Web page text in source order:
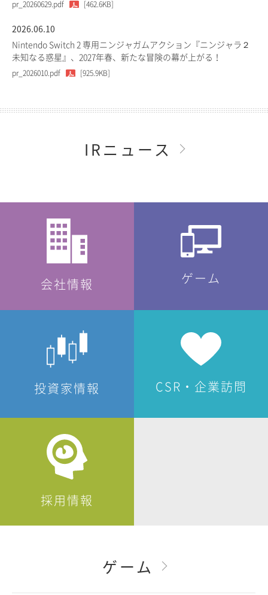
pr_20260629.pdf [462.6KB]
2026.06.10
Nintendo Switch 2 専用ニンジャガムアクション『ニンジャラ２
未知なる惑星』、2027年春、新たな冒険の幕が上がる！
pr_2026010.pdf [925.9KB]
IRニュース
会社情報
ゲーム
投資家情報 CSR・企業訪問
採用情報
ゲーム